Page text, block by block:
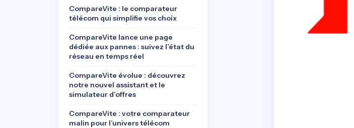
CompareVite : le comparateur
télécom qui simplifie vos choix
CompareVite lance une page
dédiée aux pannes : suivez l’état du
réseau en temps réel
CompareVite évolue : découvrez
notre nouvel assistant et le
simulateur d’offres
CompareVite : votre comparateur
malin pour l’univers télécom